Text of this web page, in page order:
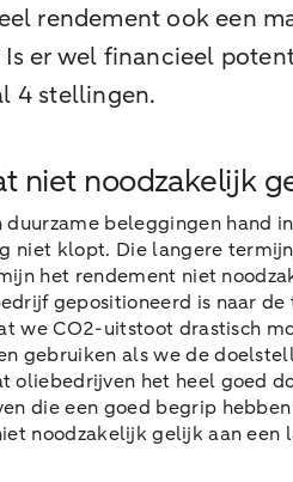
rendement ook een
er wel financieel
4 stellingen.
niet noodzakelijk
beleggingen
klopt. Die langere
het rendement niet
gepositioneerd is naar
we CO2-uitstoot drastisch
gebruiken als we de
het heel goed
die een goed begrip
noodzakelijk gelijk aan een